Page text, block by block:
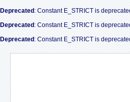
Deprecated : Constant E_STRICT is
Deprecated : Constant E_STRICT is
Deprecated : Constant E_STRICT is